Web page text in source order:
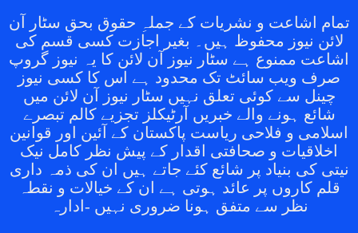
تمام اشاعت و نشریات کے جملہِ حقوق بحق سٹار آن
لائن نیوز محفوظ ہیں۔ بغیر اجازت کسی قسم کی
اشاعت ممنوع ہے سٹار نیوز آن لائن کا یہ نیوز گروپ
صرف ویب سائٹ تک محدود ہے اس کا کسی نیوز
چینل سے کوئی تعلق نہیں سٹار نیوز آن لائن میں
شائع ہونے والے خبریں آرٹیکلز تجزیے کالم تبصرے
اسلامی و فلاحی ریاست پاکستان کے آئین اور قوانین
اخلاقیات و صحافتی اقدار کے پیش نظر کامل نیک
نیتی کی بنیاد پر شائع کئے جاتے ہیں ان کی ذمہ داری
قلم کاروں پر عائد ہوتی ہے ان کے خیالات و نقطہ
نظر سے متفق ہونا ضروری نہیں -ادارہ